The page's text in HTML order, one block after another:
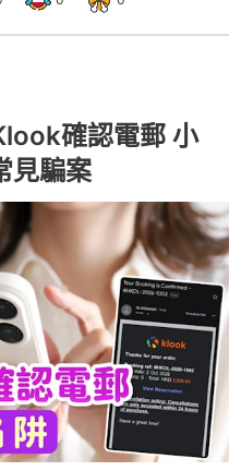
確認電郵 小
見騙案